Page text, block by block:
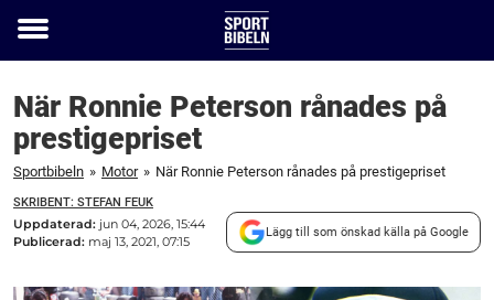
Toggle
När Ronnie Peterson rånades på
prestigepriset
Sportbibeln » Motor » När Ronnie Peterson rånades på prestigepriset
SKRIBENT: STEFAN FEUK
Uppdaterad: jun 04, 2026, 15:44
Publicerad: maj 13, 2021, 07:15
Lägg till som önskad källa på Google